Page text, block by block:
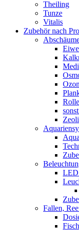
Theiling
Tunze
Vitalis
Zubehör nach
LED
Fallen,